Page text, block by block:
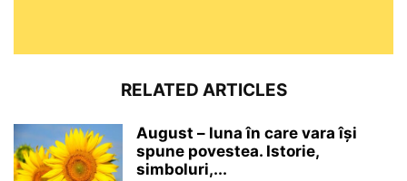
RELATED ARTICLES
August – luna în care vara își
spune povestea. Istorie,
simboluri,...